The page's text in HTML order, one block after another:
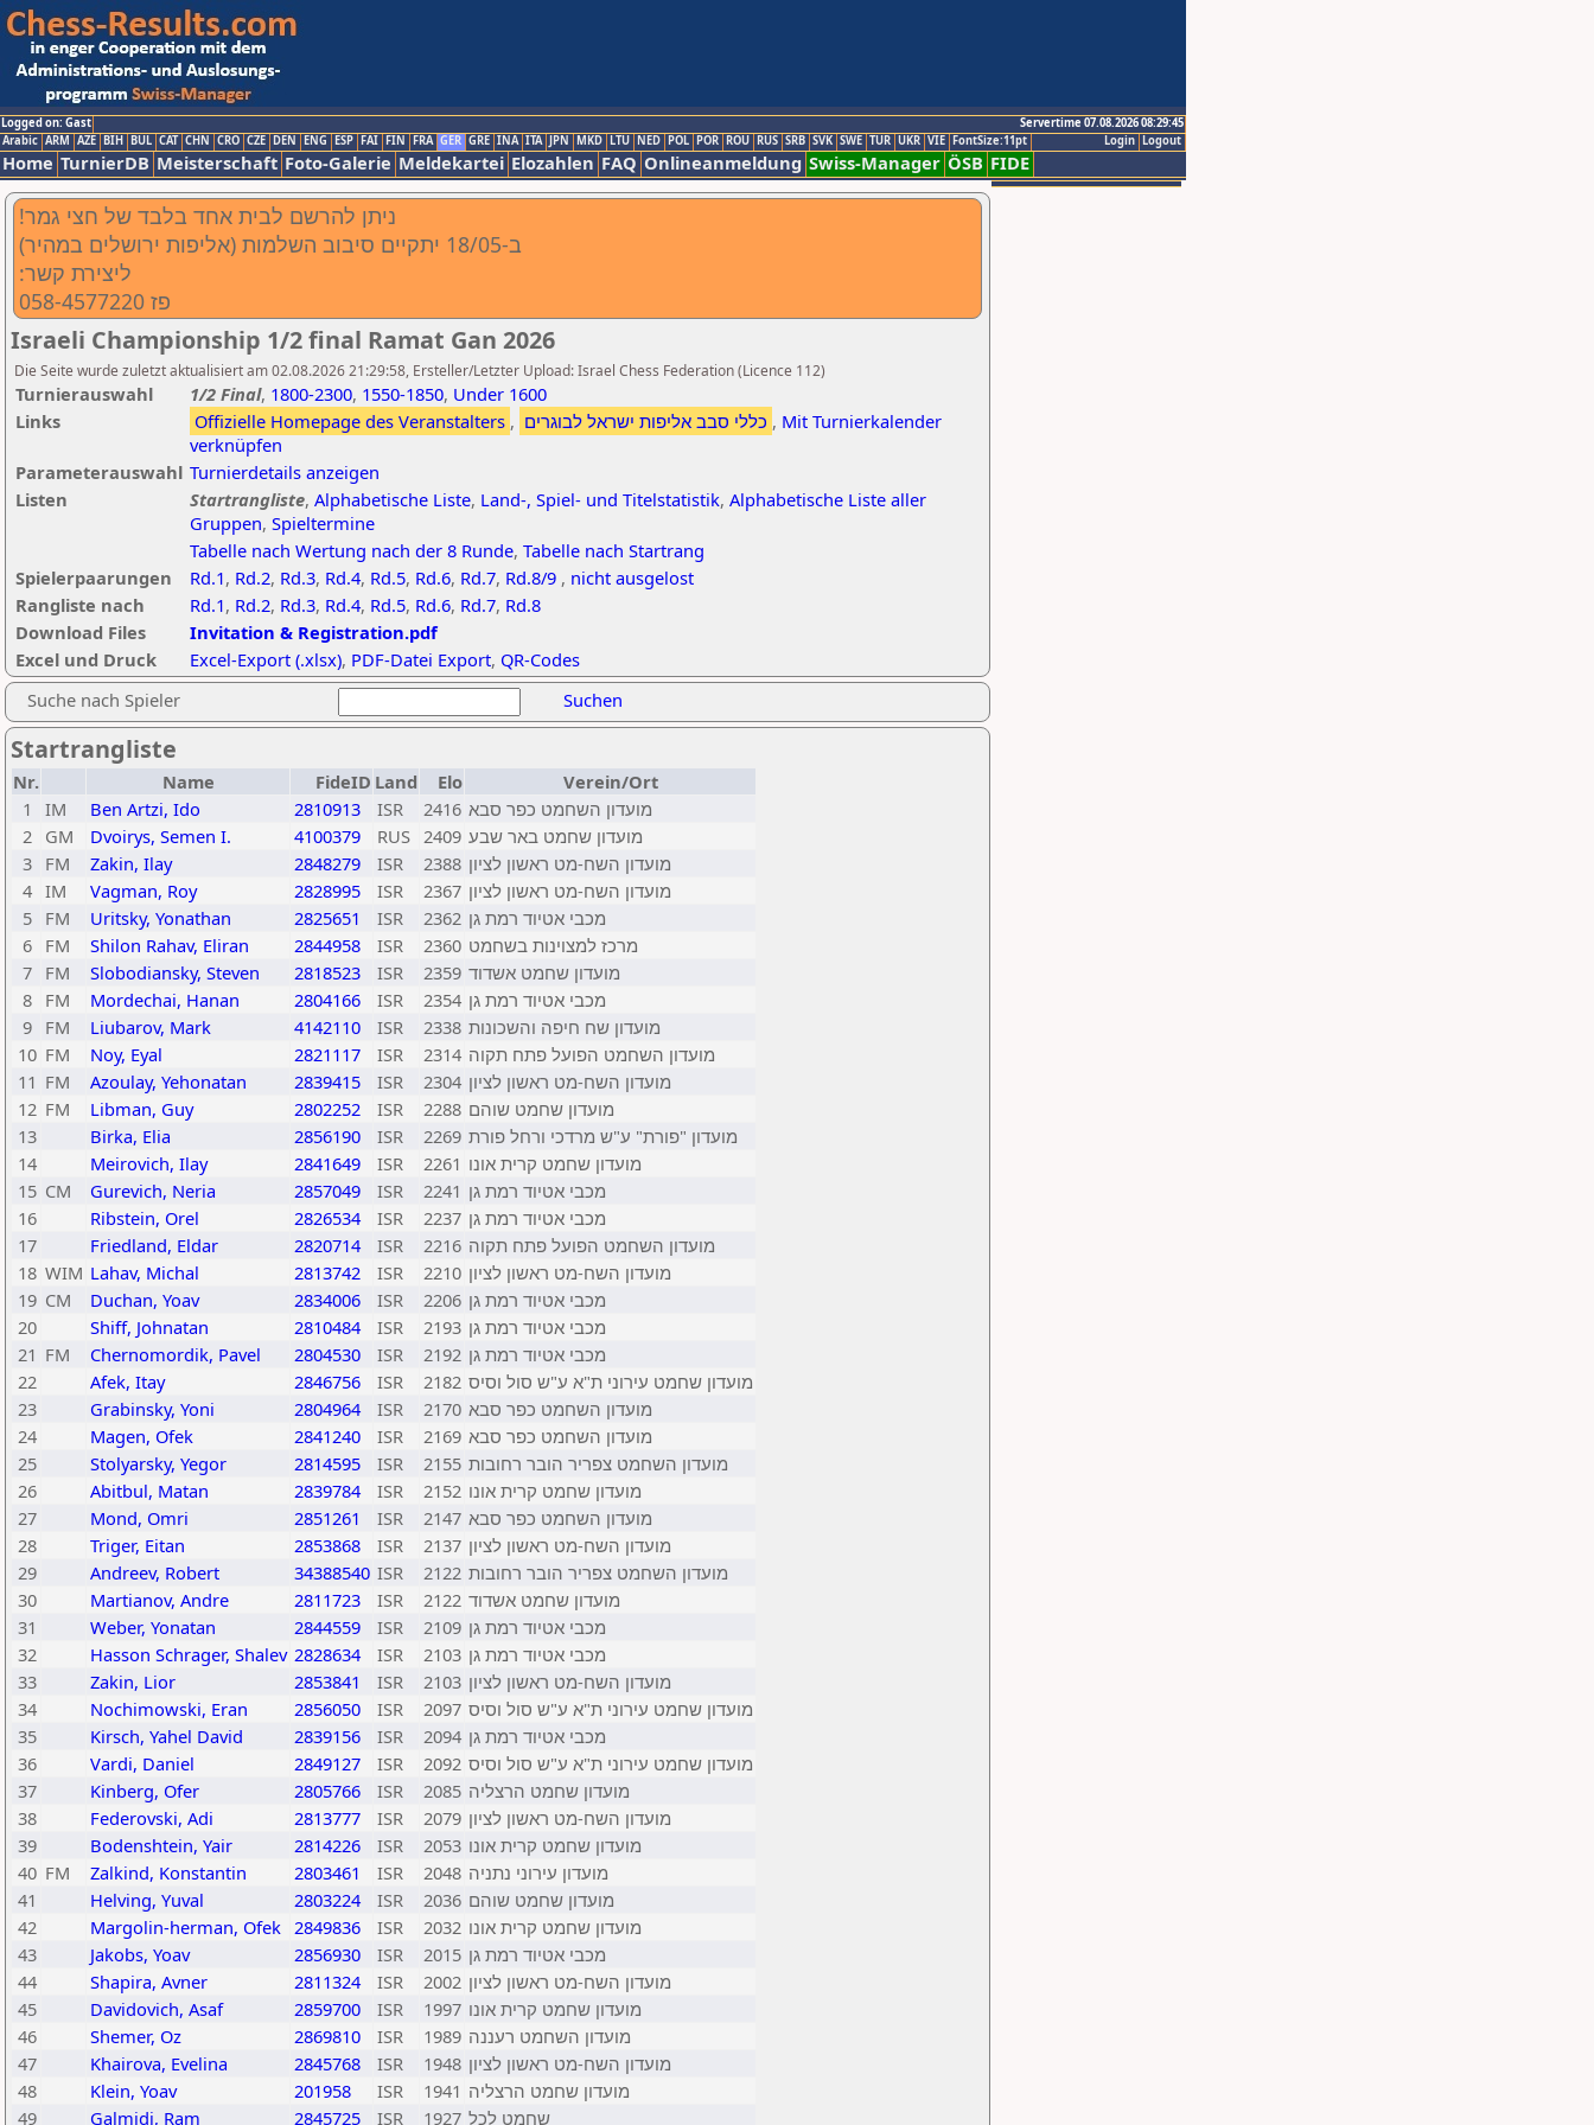
Logged on: Gast
Servertime 07.08.2026 08:29:45
Logout
Login
Arabic ARM AZE BIH BUL CAT CHN CRO CZE DEN ENG ESP FAI FIN FRA GER GRE INA ITA JPN MKD LTU NED POL POR ROU RUS SRB SVK SWE TUR UKR VIE FontSize:11pt
Home TurnierDB Meisterschaft Foto-Galerie Meldekartei Elozahlen FAQ Onlineanmeldung Swiss-Manager ÖSB FIDE
!ניתן להרשם לבית אחד בלבד של חצי גמר
ב-18/05 יתקיים סיבוב השלמות (אליפות ירושלים במהיר)
:ליצירת קשר
פז 058-4577220
Israeli Championship 1/2 final Ramat Gan 2026
Die Seite wurde zuletzt aktualisiert am 02.08.2026 21:29:58, Ersteller/Letzter Upload: Israel Chess Federation (Licence 112)
Turnierauswahl 1/2 Final, 1800-2300, 1550-1850, Under 1600
Links
Offizielle Homepage des Veranstalters , כללי סבב אליפות ישראל לבוגרים , Mit Turnierkalender
verknüpfen
Parameterauswahl Turnierdetails anzeigen
Listen
Startrangliste, Alphabetische Liste, Land-, Spiel- und Titelstatistik, Alphabetische Liste aller
Gruppen, Spieltermine
Tabelle nach Wertung nach der 8 Runde, Tabelle nach Startrang
Spielerpaarungen
Rd.1, Rd.2, Rd.3, Rd.4, Rd.5, Rd.6, Rd.7, Rd.8/9 , nicht ausgelost
Rangliste nach
Rd.1, Rd.2, Rd.3, Rd.4, Rd.5, Rd.6, Rd.7, Rd.8
Download Files
Invitation & Registration.pdf
Excel und Druck
Excel-Export (.xlsx), PDF-Datei Export, QR-Codes
Suche nach Spieler
Suchen
Startrangliste
Nr. Name FideID Land Elo
Verein/Ort
1
IM Ben Artzi, Ido 2810913 ISR 2416 מועדון השחמט כפר סבא
2
GM Dvoirys, Semen I. 4100379 RUS 2409 מועדון שחמט באר שבע
3
FM Zakin, Ilay 2848279 ISR 2388 מועדון השח-מט ראשון לציון
4 IM Vagman, Roy 2828995 ISR 2367 מועדון השח-מט ראשון לציון
5
FM Uritsky, Yonathan 2825651 ISR 2362 מכבי אטיוד רמת גן
6
FM Shilon Rahav, Eliran 2844958 ISR 2360 מרכז למצוינות בשחמט
7
FM Slobodiansky, Steven 2818523 ISR 2359 מועדון שחמט אשדוד
8
FM Mordechai, Hanan 2804166 ISR 2354 מכבי אטיוד רמת גן
9
FM Liubarov, Mark 4142110 ISR 2338 מועדון שח חיפה והשכונות
10 FM Noy, Eyal 2821117 ISR 2314 מועדון השחמט הפועל פתח תקוה
11 FM Azoulay, Yehonatan 2839415 ISR 2304 מועדון השח-מט ראשון לציון
12 FM Libman, Guy 2802252 ISR 2288 מועדון שחמט שוהם
13
Birka, Elia 2856190 ISR 2269 מועדון "פורת" ע"ש מרדכי ורחל פורת
14
Meirovich, Ilay 2841649 ISR 2261 מועדון שחמט קרית אונו
15 CM Gurevich, Neria 2857049 ISR 2241 מכבי אטיוד רמת גן
16
Ribstein, Orel 2826534 ISR 2237 מכבי אטיוד רמת גן
17
Friedland, Eldar 2820714 ISR 2216 מועדון השחמט הפועל פתח תקוה
18 WIM Lahav, Michal 2813742 ISR 2210 מועדון השח-מט ראשון לציון
19 CM Duchan, Yoav 2834006 ISR 2206 מכבי אטיוד רמת גן
20
Shiff, Johnatan 2810484 ISR 2193 מכבי אטיוד רמת גן
21 FM Chernomordik, Pavel 2804530 ISR 2192 מכבי אטיוד רמת גן
22
Afek, Itay 2846756 ISR 2182 מועדון שחמט עירוני ת"א ע"ש סול וסיס
23
Grabinsky, Yoni 2804964 ISR 2170 מועדון השחמט כפר סבא
24
Magen, Ofek 2841240 ISR 2169 מועדון השחמט כפר סבא
25
Stolyarsky, Yegor 2814595 ISR 2155 מועדון השחמט צפריר הובר רחובות
26
Abitbul, Matan 2839784 ISR 2152 מועדון שחמט קרית אונו
27
Mond, Omri 2851261 ISR 2147 מועדון השחמט כפר סבא
28
Triger, Eitan 2853868 ISR 2137 מועדון השח-מט ראשון לציון
29
Andreev, Robert 34388540 ISR 2122 מועדון השחמט צפריר הובר רחובות
30
Martianov, Andre 2811723 ISR 2122 מועדון שחמט אשדוד
31
Weber, Yonatan 2844559 ISR 2109 מכבי אטיוד רמת גן
32
Hasson Schrager, Shalev 2828634 ISR 2103 מכבי אטיוד רמת גן
33
Zakin, Lior 2853841 ISR 2103 מועדון השח-מט ראשון לציון
34
Nochimowski, Eran 2856050 ISR 2097 מועדון שחמט עירוני ת"א ע"ש סול וסיס
35
Kirsch, Yahel David 2839156 ISR 2094 מכבי אטיוד רמת גן
36
Vardi, Daniel 2849127 ISR 2092 מועדון שחמט עירוני ת"א ע"ש סול וסיס
37
Kinberg, Ofer 2805766 ISR 2085 מועדון שחמט הרצליה
38
Federovski, Adi 2813777 ISR 2079 מועדון השח-מט ראשון לציון
39
Bodenshtein, Yair 2814226 ISR 2053 מועדון שחמט קרית אונו
40 FM Zalkind, Konstantin 2803461 ISR 2048 מועדון עירוני נתניה
41
Helving, Yuval 2803224 ISR 2036 מועדון שחמט שוהם
42
Margolin-herman, Ofek 2849836 ISR 2032 מועדון שחמט קרית אונו
43
Jakobs, Yoav 2856930 ISR 2015 מכבי אטיוד רמת גן
44
Shapira, Avner 2811324 ISR 2002 מועדון השח-מט ראשון לציון
45
Davidovich, Asaf 2859700 ISR 1997 מועדון שחמט קרית אונו
46
Shemer, Oz 2869810 ISR 1989 מועדון השחמט רעננה
47
Khairova, Evelina 2845768 ISR 1948 מועדון השח-מט ראשון לציון
48
Klein, Yoav 201958 ISR 1941 מועדון שחמט הרצליה
49
Galmidi, Ram 2845725 ISR 1927 שחמט לכל